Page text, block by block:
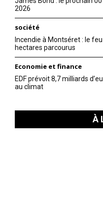
2026
société
Incendie à Montséret : le
hectares parcourus
Economie et finance
EDF prévoit 8,7 milliards
au climat
À